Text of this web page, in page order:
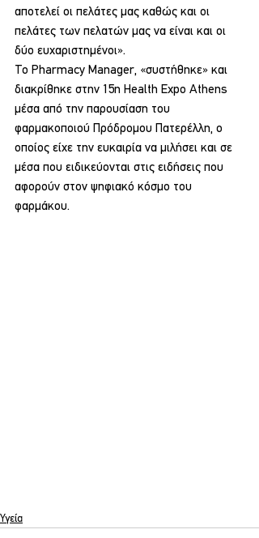
αποτελεί οι πελάτες μας καθώς και οι
πελάτες των πελατών μας να είναι και οι
δύο ευχαριστημένοι».
Το Pharmacy Manager, «συστήθηκε» και
διακρίθηκε στην 15η Health Expo Athens
μέσα από την παρουσίαση του
φαρμακοποιού Πρόδρομου Πατερέλλη, ο
οποίος είχε την ευκαιρία να μιλήσει και σε
μέσα που ειδικεύονται στις ειδήσεις που
αφορούν στον ψηφιακό κόσμο του
φαρμάκου.
Υγεία